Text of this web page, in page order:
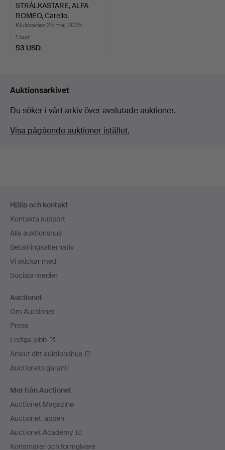
STRÅLKASTARE, ALFA
ROMEO, Carello.
Klubbades 25 maj 2025
1 bud
53 USD
Auktionsarkivet
Du söker i vårt arkiv över avslutade auktioner.
Visa pågående auktioner istället.
Hjälp och kontakt
Kontakta support
Alla auktionshus
Betalningsalternativ
Vi skickar med
Sociala medier
Auctionet
Om Auctionet
Press
Lediga jobb
Anslut ditt auktionshus
Auctionets garanti
Mer från Auctionet
Auctionet Magazine
Auctionet-appen
Auctionet Academy
Konstnärer och formgivare